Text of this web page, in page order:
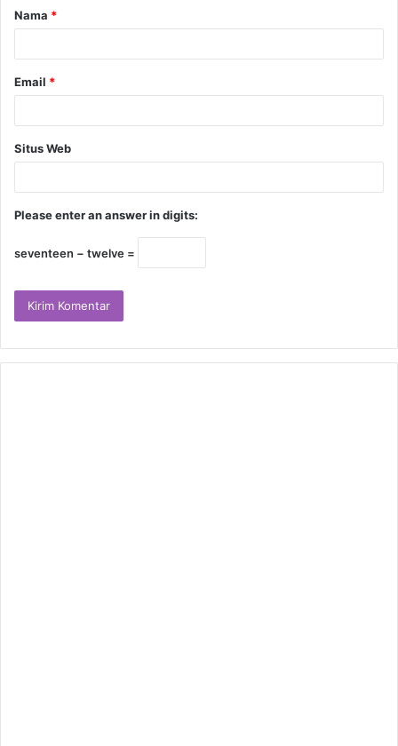
Nama *
Email *
Situs Web
Please enter an answer in digits:
seventeen − twelve =